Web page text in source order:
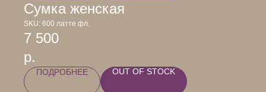
Сумка женская
SKU: 600 латте фл.
7 500
р.
ПОДРОБНЕЕ OUT OF STOCK